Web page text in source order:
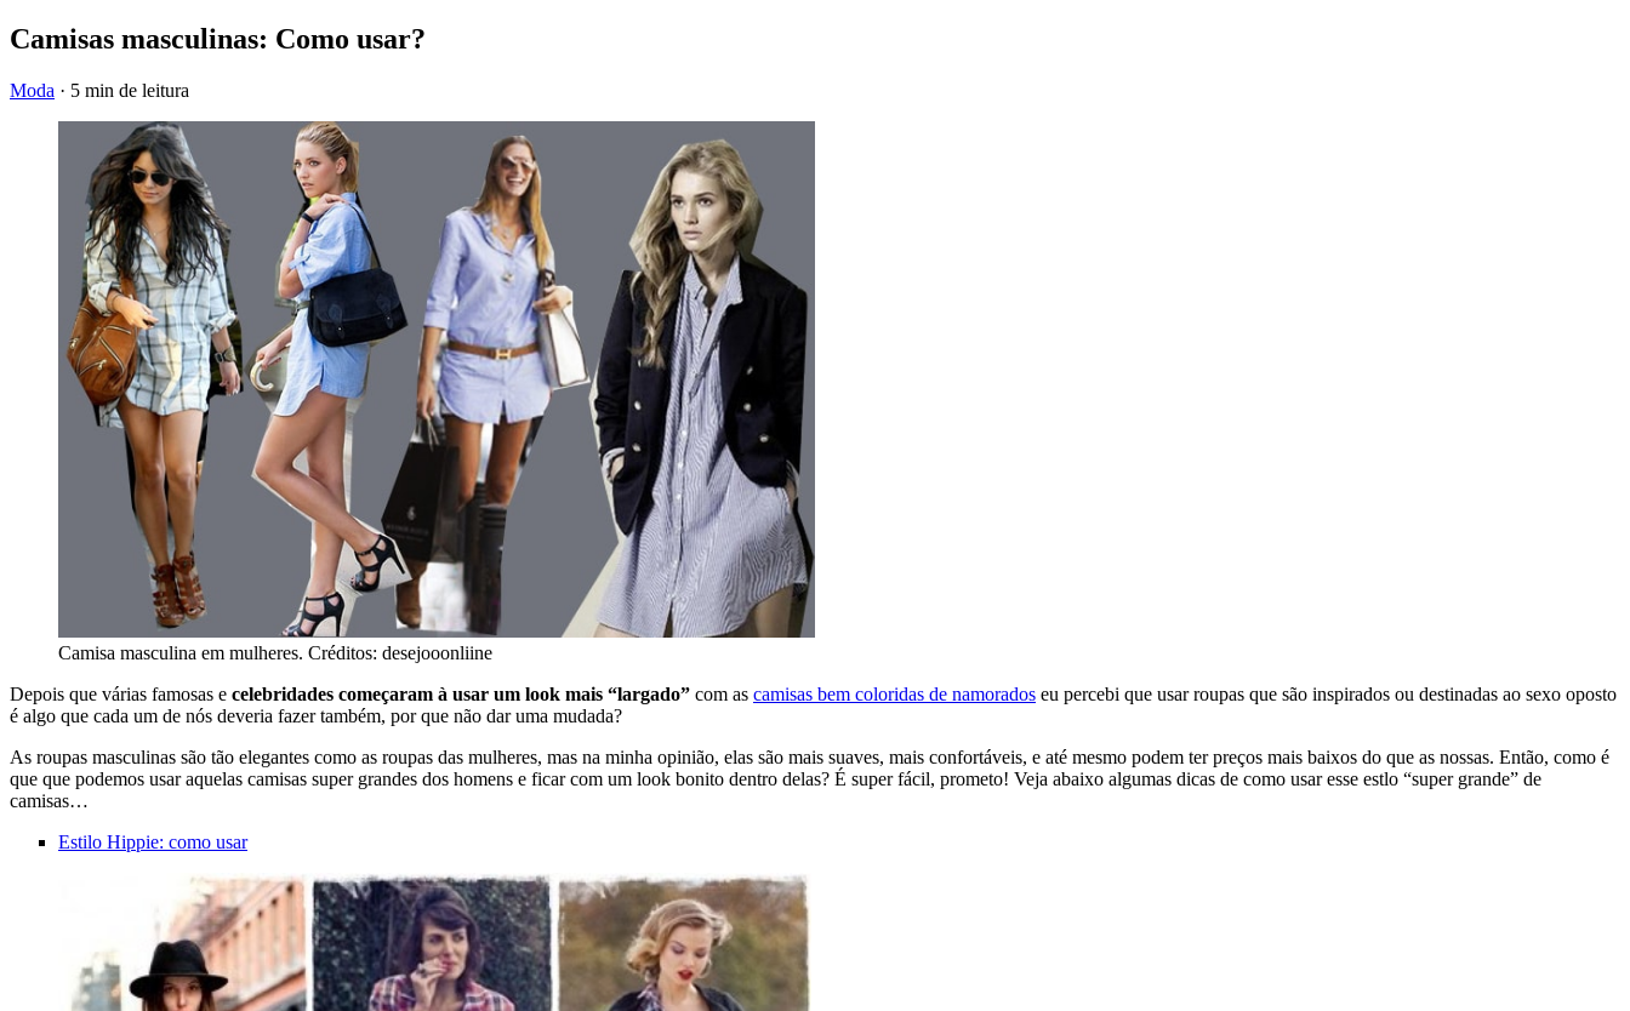
Camisas masculinas: Como usar?
Moda · 5 min de leitura
Camisa masculina em mulheres. Créditos: desejooonliine
Depois que várias famosas e celebridades começaram à usar um look mais “largado” com as camisas bem coloridas de namorados eu percebi que usar roupas que são inspirados ou destinadas ao sexo oposto
é algo que cada um de nós deveria fazer também, por que não dar uma mudada?
As roupas masculinas são tão elegantes como as roupas das mulheres, mas na minha opinião, elas são mais suaves, mais confortáveis, e até mesmo podem ter preços mais baixos do que as nossas. Então, como é
que que podemos usar aquelas camisas super grandes dos homens e ficar com um look bonito dentro delas? É super fácil, prometo! Veja abaixo algumas dicas de como usar esse estlo “super grande” de
camisas…
Estilo Hippie: como usar